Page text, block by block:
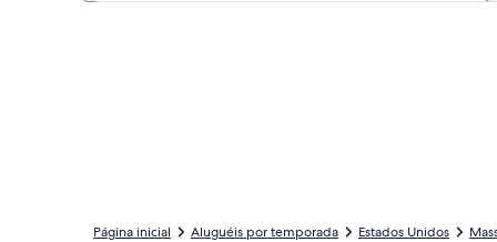
Página inicial Aluguéis por temporada Estados Unidos